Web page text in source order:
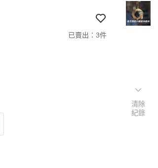
已賣出：3件
清除
紀錄